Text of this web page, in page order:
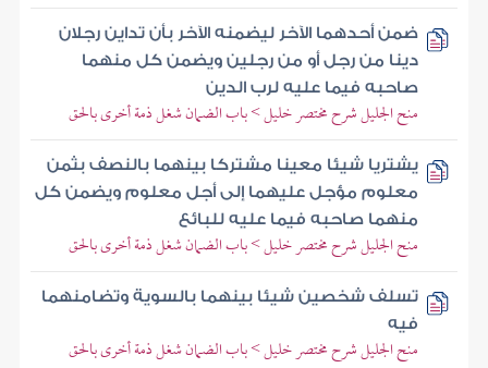
ضمن أحدهما الآخر ليضمنه الآخر بأن تداين رجلان
دينا من رجل أو من رجلين ويضمن كل منهما
صاحبه فيما عليه لرب الدين
منح الجليل شرح مختصر خليل > باب الضمان شغل ذمة أخرى بالحق
يشتريا شيئا معينا مشتركا بينهما بالنصف بثمن
معلوم مؤجل عليهما إلى أجل معلوم ويضمن كل
منهما صاحبه فيما عليه للبائع
منح الجليل شرح مختصر خليل > باب الضمان شغل ذمة أخرى بالحق
تسلف شخصين شيئا بينهما بالسوية وتضامنهما
فيه
منح الجليل شرح مختصر خليل > باب الضمان شغل ذمة أخرى بالحق